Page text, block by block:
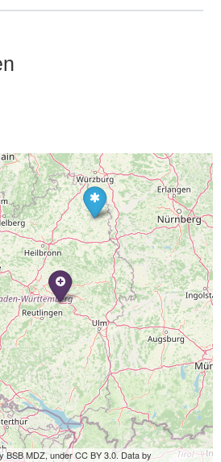
BSB MDZ, under CC BY 3.0. Data by